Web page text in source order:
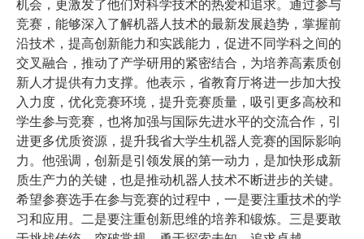
机会，更激发了他们对科学技术的热爱和追求。通过参与
竞赛，能够深入了解机器人技术的最新发展趋势，掌握前
沿技术，提高创新能力和实践能力，促进不同学科之间的
交叉融合，推动了产学研用的紧密结合，为培养高素质创
新人才提供有力支撑。他表示，省教育厅将进一步加大投
入力度，优化竞赛环境，提升竞赛质量，吸引更多高校和
学生参与竞赛，也将加强与国际先进水平的交流合作，引
进更多优质资源，提升我省大学生机器人竞赛的国际影响
力。他强调，创新是引领发展的第一动力，是加快形成新
质生产力的关键，也是推动机器人技术不断进步的关键。
希望参赛选手在参与竞赛的过程中，一是要注重技术的学
习和应用。二是要注重创新思维的培养和锻炼。三是要敢